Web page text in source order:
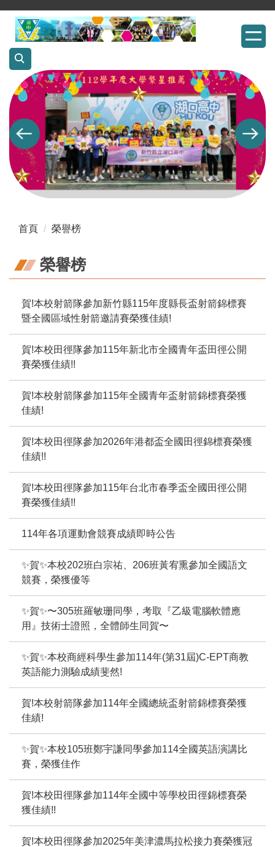
主
容
區
首頁 榮譽榜
榮譽榜
賀!本校射箭隊參加新竹縣115年度縣長盃射箭錦標賽
暨全國區域性射箭邀請賽榮獲佳績!
賀!本校田徑隊參加115年新北市全國青年盃田徑公開
賽榮獲佳績!!
賀!本校射箭隊參加115年全國青年盃射箭錦標賽榮獲
佳績!
賀!本校田徑隊參加2026年港都盃全國田徑錦標賽榮獲
佳績!!
賀!本校田徑隊參加115年台北市春季盃全國田徑公開
賽榮獲佳績!!
114年各項運動會競賽成績即時公告
✨賀✨本校202班白宗祐、206班黃宥熏參加全國語文
競賽，榮獲優等
✨賀✨〜305班羅敏珊同學，考取『乙級電腦軟體應
用』技術士證照，全體師生同賀〜
✨賀✨本校商經科學生參加114年(第31屆)C-EPT商教
英語能力測驗成績斐然!
賀!本校射箭隊參加114年全國總統盃射箭錦標賽榮獲
佳績!
✨賀✨本校105班鄭宇謙同學參加114全國英語演講比
賽，榮獲佳作
賀!本校田徑隊參加114年全國中等學校田徑錦標賽榮
獲佳績!!
賀!本校田徑隊參加2025年美津濃馬拉松接力賽榮獲冠